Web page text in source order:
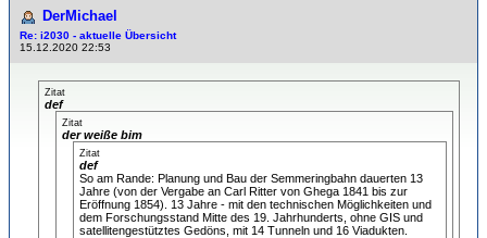
DerMichael
Re: i2030 - aktuelle Übersicht
15.12.2020 22:53
Zitat
def
Zitat
der weiße bim
Zitat
def
So am Rande: Planung und Bau der Semmeringbahn dauerten 13
Jahre (von der Vergabe an Carl Ritter von Ghega 1841 bis zur
Eröffnung 1854). 13 Jahre - mit den technischen Möglichkeiten und
dem Forschungsstand Mitte des 19. Jahrhunderts, ohne GIS und
satellitengestütztes Gedöns, mit 14 Tunneln und 16 Viadukten.